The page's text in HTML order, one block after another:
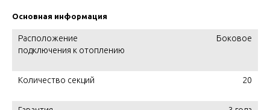
Основная информация
Расположение
подключения к отоплению
Боковое
Количество секций 20